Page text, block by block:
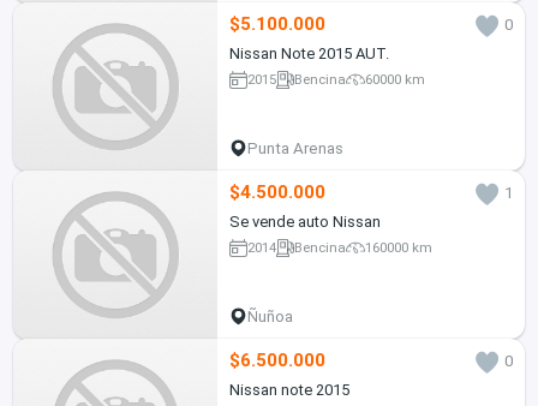
$5.100.000
0
Nissan Note 2015 AUT.
2015 Bencina 60000 km
Punta Arenas
$4.500.000
1
Se vende auto Nissan
2014 Bencina 160000 km
Ñuñoa
$6.500.000
0
Nissan note 2015